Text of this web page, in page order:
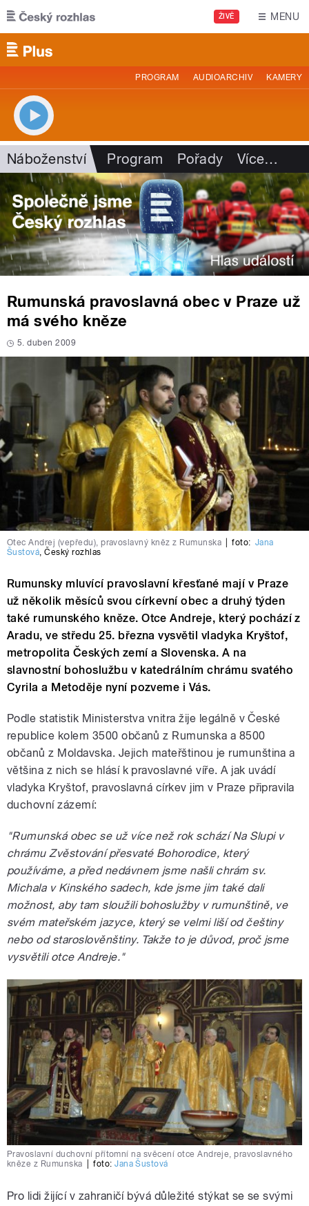
Přejít k hlavnímu obsahu
ŽIVĚ MENU
PROGRAM AUDIOARCHIV KAMERY
Náboženství Program Pořady Více…
Rumunská pravoslavná obec v Praze už
má svého kněze
5. duben 2009
Otec Andrej (vepředu), pravoslavný kněz z Rumunska foto: Jana
Šustová ,Český rozhlas
Rumunsky mluvící pravoslavní křesťané mají v Praze
už několik měsíců svou církevní obec a druhý týden
také rumunského kněze. Otce Andreje, který pochází z
Aradu, ve středu 25. března vysvětil vladyka Kryštof,
metropolita Českých zemí a Slovenska. A na
slavnostní bohoslužbu v katedrálním chrámu svatého
Cyrila a Metoděje nyní pozveme i Vás.
Podle statistik Ministerstva vnitra žije legálně v České
republice kolem 3500 občanů z Rumunska a 8500
občanů z Moldavska. Jejich mateřštinou je rumunština a
většina z nich se hlásí k pravoslavné víře. A jak uvádí
vladyka Kryštof, pravoslavná církev jim v Praze připravila
duchovní zázemí:
"Rumunská obec se už více než rok schází Na Slupi v
chrámu Zvěstování přesvaté Bohorodice, který
používáme, a před nedávnem jsme našli chrám sv.
Michala v Kinského sadech, kde jsme jim také dali
možnost, aby tam sloužili bohoslužby v rumunštině, ve
svém mateřském jazyce, který se velmi liší od češtiny
nebo od staroslověnštiny. Takže to je důvod, proč jsme
vysvětili otce Andreje."
Pravoslavní duchovní přítomní na svěcení otce Andreje, pravoslavného
kněze z Rumunska
foto:Jana Šustová
Pro lidi žijící v zahraničí bývá důležité stýkat se se svými